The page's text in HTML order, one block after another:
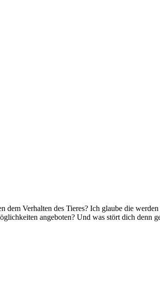
Verhalten des Tieres? Ich glaube die
angeboten? Und was stört dich denn